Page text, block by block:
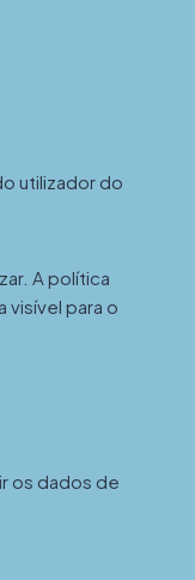
utilizador do
A política
para o
os dados de